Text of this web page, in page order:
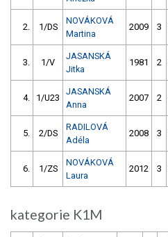
2. 1/DS
NOVÁKOVÁ
Martina
2009 3
3. 1/V
JASANSKÁ
Jitka
1981 2
4. 1/U23
JASANSKÁ
Anna
2007 2
5. 2/DS
RADILOVÁ
Adéla
2008 3
6. 1/ZS
NOVÁKOVÁ
Laura
2012 3
kategorie K1M